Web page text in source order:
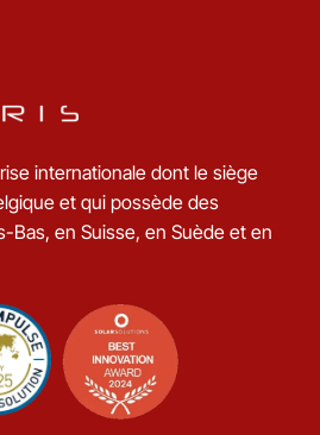
internationale dont le siège
et qui possède des
Bas, en Suisse, en Suède et en